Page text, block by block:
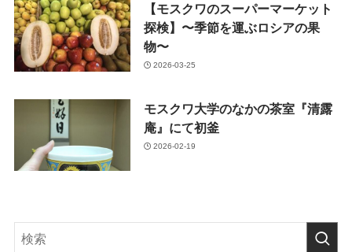
【モスクワのスーパーマーケット
探検】〜季節を運ぶロシアの果
物〜
2026-03-25
モスクワ大学のなかの茶室『清露
庵』にて初釜
2026-02-19